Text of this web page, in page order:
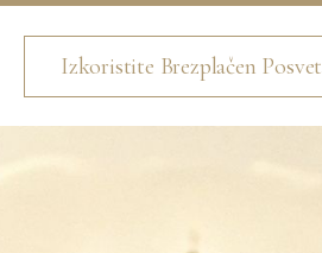
Izkoristite Brezplačen Posvet